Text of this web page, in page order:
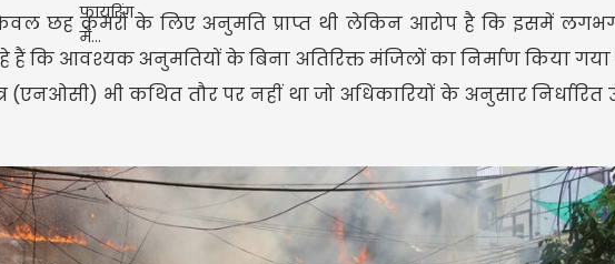
छह कमरों के लिए अनुमति प्राप्त थी लेकिन आरोप है कि इसमें
हैं कि आवश्यक अनुमतियों के बिना अतिरिक्त मंजिलों का निर्माण किया
(एनओसी) भी कथित तौर पर नहीं था जो अधिकारियों के अनुसार